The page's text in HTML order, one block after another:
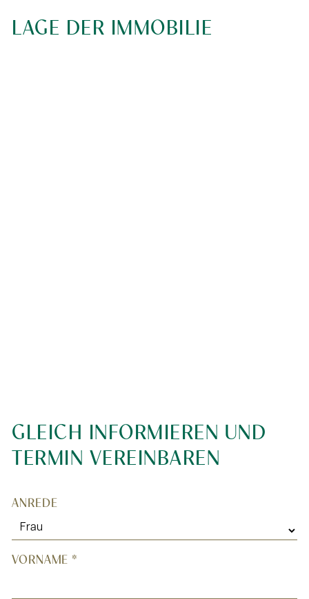
LAGE DER IMMOBILIE
GLEICH INFORMIEREN UND
TERMIN VEREINBAREN
"* " indicates required fields
ANREDE
VORNAME *